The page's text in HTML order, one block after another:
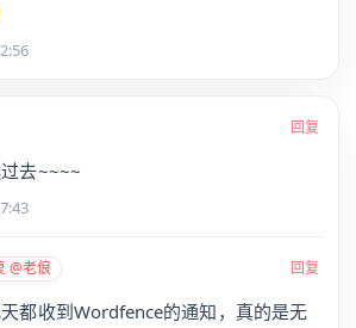
回复
去~~~~
@老俍 回复
都收到Wordfence的通知，真的是无